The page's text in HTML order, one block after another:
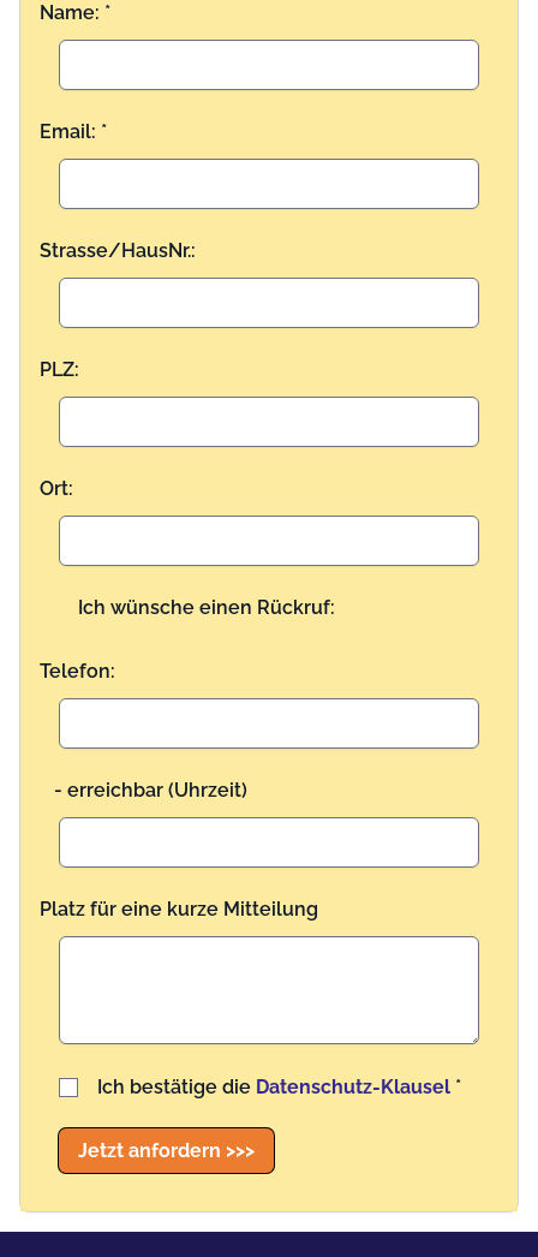
Name: *
Email: *
Strasse/HausNr.:
PLZ:
Ort:
Ich wünsche einen Rückruf:
Telefon:
- erreichbar (Uhrzeit)
Platz für eine kurze Mitteilung
Benutzername
Ich bestätige die Datenschutz-Klausel *
Jetzt anfordern >>>